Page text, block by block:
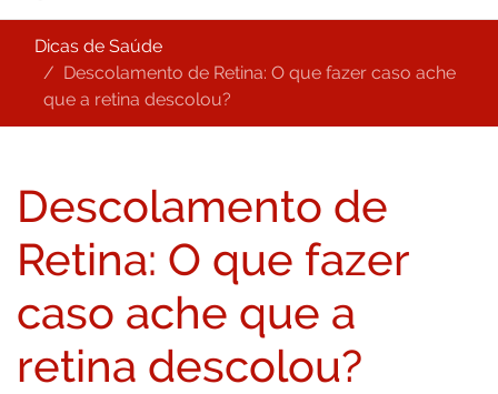
Dicas de Saúde
Descolamento de Retina: O que fazer caso ache
que a retina descolou?
Descolamento de
Retina: O que fazer
caso ache que a
retina descolou?